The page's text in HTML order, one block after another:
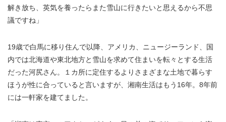
解き放ち、英気を養ったらまた雪山に行きたいと思えるから不思
議ですね」
19歳で白馬に移り住んで以降、アメリカ、ニュージーランド、国
内では北海道や東北地方と雪山を求めて住まいを転々とする生活
だった河尻さん。１カ所に定住するよりさまざまな土地で暮らす
ほうが性に合っていると言いますが、湘南生活はもう16年。8年前
には一軒家を建てました。